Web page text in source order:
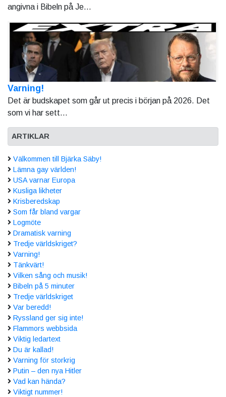
angivna i Bibeln på Je...
Varning!
Det är budskapet som går ut precis i början på 2026. Det
som vi har sett...
ARTIKLAR
Välkommen till Bjärka Säby!
Lämna gay världen!
USA varnar Europa
Kusliga likheter
Krisberedskap
Som får bland vargar
Logmöte
Dramatisk varning
Tredje världskriget?
Varning!
Tänkvärt!
Vilken sång och musik!
Bibeln på 5 minuter
Tredje världskriget
Var beredd!
Ryssland ger sig inte!
Flammors webbsida
Viktig ledartext
Du är kallad!
Varning för storkrig
Putin – den nya Hitler
Vad kan hända?
Viktigt nummer!